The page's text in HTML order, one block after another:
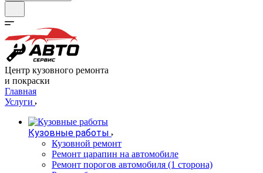
Центр кузовного ремонта
и покраски
Главная
Услуги
Кузовные работы
Кузовной ремонт
Ремонт царапин на автомобиле
Ремонт порогов автомобиля (1 сторона)